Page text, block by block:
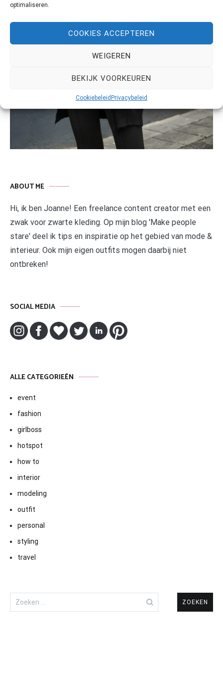
optimaliseren.
COOKIES ACCEPTEREN
WEIGEREN
BEKIJK VOORKEUREN
Cookiebeleid Privacybeleid
ABOUT ME
Hi, ik ben Joanne! Een freelance content creator met een
zwak voor zwarte kleding. Op mijn blog 'Make people
stare' deel ik tips en inspiratie op het gebied van mode &
interieur. Ook mijn eigen outfits mogen daarbij niet
ontbreken!
SOCIAL MEDIA
ALLE CATEGORIEËN
event
fashion
girlboss
hotspot
how to
interior
modeling
outfit
personal
styling
travel
Zoeken
naar: